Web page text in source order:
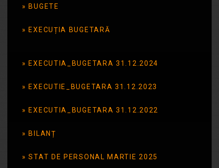
BUGETE
EXECUȚIA BUGETARĂ
EXECUTIA_BUGETARA 31.12.2024
EXECUTIE_BUGETARA 31.12.2023
EXECUTIA_BUGETARA 31.12.2022
BILANȚ
STAT DE PERSONAL MARTIE 2025
opționale care vor
2023-2024